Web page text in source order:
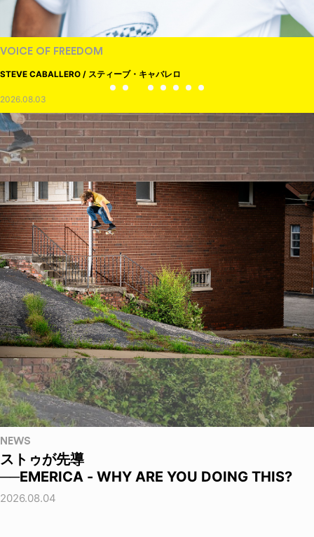
VOICE OF FREEDOM
STEVE CABALLERO / スティーブ・キャバレロ
2026.08.03
NEWS
ストゥが先導
──EMERICA - WHY ARE YOU DOING THIS?
2026.08.04